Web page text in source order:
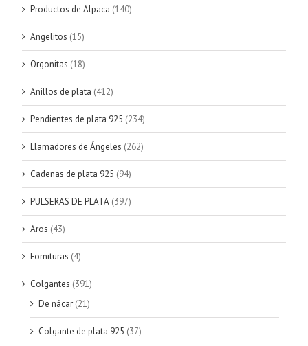
Productos de Alpaca (140)
Angelitos (15)
Orgonitas (18)
Anillos de plata (412)
Pendientes de plata 925 (234)
Llamadores de Ángeles (262)
Cadenas de plata 925 (94)
PULSERAS DE PLATA (397)
Aros (43)
Fornituras (4)
Colgantes (391)
De nácar (21)
Colgante de plata 925 (37)